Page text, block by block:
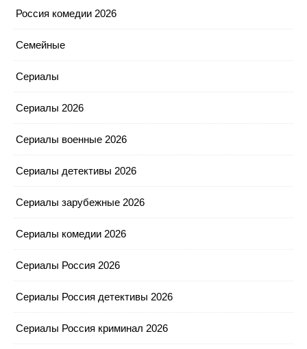
Россия комедии 2026
Семейные
Сериалы
Сериалы 2026
Сериалы военные 2026
Сериалы детективы 2026
Сериалы зарубежные 2026
Сериалы комедии 2026
Сериалы Россия 2026
Сериалы Россия детективы 2026
Сериалы Россия криминал 2026